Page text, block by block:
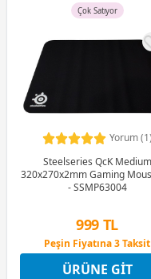
Çok Satıyor
Yorum (1)
Steelseries QcK Medium
320x270x2mm Gaming
- SSMP63004
999 TL
Peşin Fiyatına 3 Taksit
12 Ay x 118 TL taksitle
Peşin Fiyatına 3 Taksit
ÜRÜNE GIT